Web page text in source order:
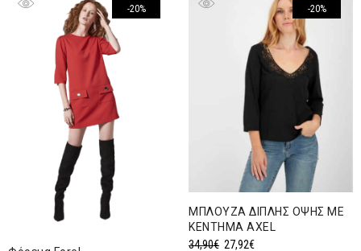
-20% -20%
ΜΠΛΟΥΖΑ ΔΙΠΛΗΣ ΟΨΗΣ ΜΕ
ΚΕΝΤΗΜΑ AXEL
34,90€ Original
27,92€Η